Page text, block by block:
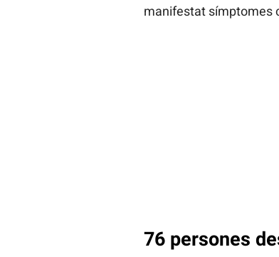
manifestat símptomes
76 persones